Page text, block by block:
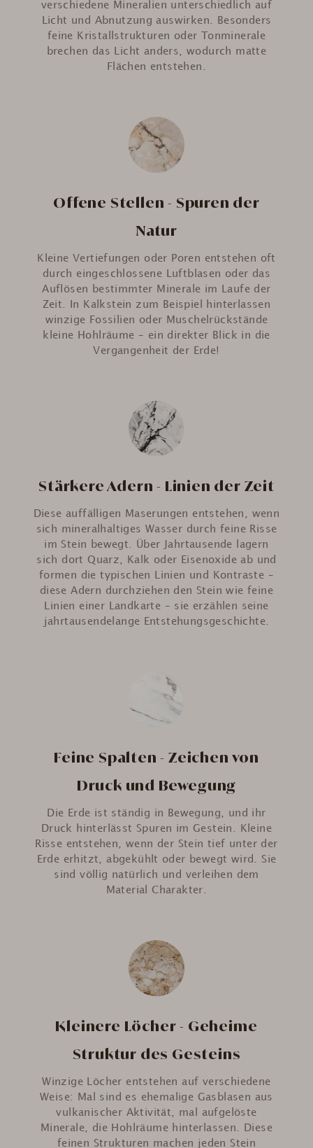
verschiedene Mineralien unterschiedlich auf
Licht und Abnutzung auswirken. Besonders
feine Kristallstrukturen oder Tonminerale
brechen das Licht anders, wodurch matte
Flächen entstehen.
Offene Stellen - Spuren der
Natur
Kleine Vertiefungen oder Poren entstehen oft
durch eingeschlossene Luftblasen oder das
Auflösen bestimmter Minerale im Laufe der
Zeit. In Kalkstein zum Beispiel hinterlassen
winzige Fossilien oder Muschelrückstände
kleine Hohlräume – ein direkter Blick in die
Vergangenheit der Erde!
Stärkere Adern - Linien der Zeit
Diese auffälligen Maserungen entstehen, wenn
sich mineralhaltiges Wasser durch feine Risse
im Stein bewegt. Über Jahrtausende lagern
sich dort Quarz, Kalk oder Eisenoxide ab und
formen die typischen Linien und Kontraste –
diese Adern durchziehen den Stein wie feine
Linien einer Landkarte – sie erzählen seine
jahrtausendelange Entstehungsgeschichte.
Feine Spalten - Zeichen von
Druck und Bewegung
Die Erde ist ständig in Bewegung, und ihr
Druck hinterlässt Spuren im Gestein. Kleine
Risse entstehen, wenn der Stein tief unter der
Erde erhitzt, abgekühlt oder bewegt wird. Sie
sind völlig natürlich und verleihen dem
Material Charakter.
Kleinere Löcher - Geheime
Struktur des Gesteins
Winzige Löcher entstehen auf verschiedene
Weise: Mal sind es ehemalige Gasblasen aus
vulkanischer Aktivität, mal aufgelöste
Minerale, die Hohlräume hinterlassen. Diese
feinen Strukturen machen jeden Stein